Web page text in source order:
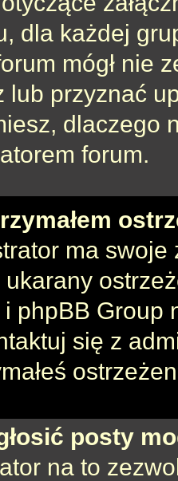
dla każdej
mógł nie
lub przyznać
dlaczego
forum.
ma swoje
ukarany
phpBB Group
się z
posty
na to